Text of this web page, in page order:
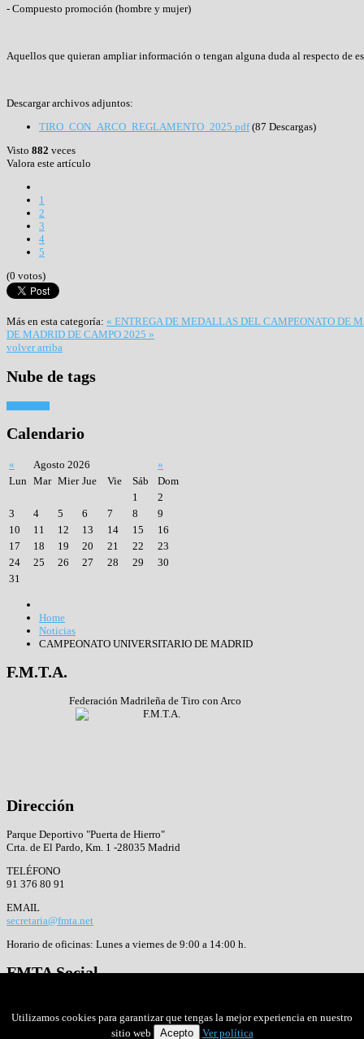
- Compuesto promoción (hombre y mujer)
Aquellos que quieran ampliar información o tengan alguna duda al respecto de
Descargar archivos adjuntos:
TIRO_CON_ARCO_REGLAMENTO_2025.pdf (87 Descargas)
Visto 882 veces
Valora este artículo
1
2
3
4
5
(0 votos)
Más en esta categoría: « ENTREGA DE MEDALLAS DEL CAMPEONATO DE
DE MADRID DE CAMPO 2025 »
volver arriba
Nube de tags
Calendario
« Agosto 2026
»
Lun Mar Mier Jue Vie Sáb
Dom
1
2
3
4 5 6 7 8
9
10
11 12 13 14 15
16
17
18 19 20 21 22
23
24
25 26 27 28 29
30
31
Home
Noticias
CAMPEONATO UNIVERSITARIO DE MADRID
F.M.T.A.
Federación Madrileña de Tiro con Arco
Dirección
Parque Deportivo "Puerta de Hierro"
Crta. de El Pardo, Km. 1 -28035 Madrid
TELÉFONO
91 376 80 91
EMAIL
secretaria@fmta.net
Horario de oficinas: Lunes a viernes de 9:00 a 14:00 h.
FMTASocial
Twitter
Utilizamos cookies para garantizar que tengas la mejor experiencia en nuestro
sitio web
Acepto Ver política